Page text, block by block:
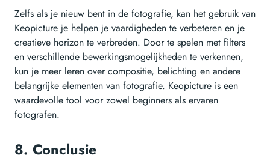
Zelfs als je nieuw bent in de fotografie, kan het gebruik van
Keopicture je helpen je vaardigheden te verbeteren en je
creatieve horizon te verbreden. Door te spelen met filters
en verschillende bewerkingsmogelijkheden te verkennen,
kun je meer leren over compositie, belichting en andere
belangrijke elementen van fotografie. Keopicture is een
waardevolle tool voor zowel beginners als ervaren
fotografen.
8. Conclusie